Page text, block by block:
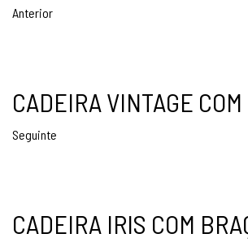
Anterior
CADEIRA VINTAGE
Seguinte
CADEIRA IRIS COM